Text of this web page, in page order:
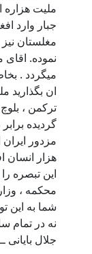
مليت هزاره
جبار وارد
مغلستان نيز
نموده.
ميگردد .
ان بگذاريد
ترکمن ،
گرديده
مزدور
هزار انسان
اين تبصره
محکمه ،
شما به اين
نه در تمام
جلال بايانی